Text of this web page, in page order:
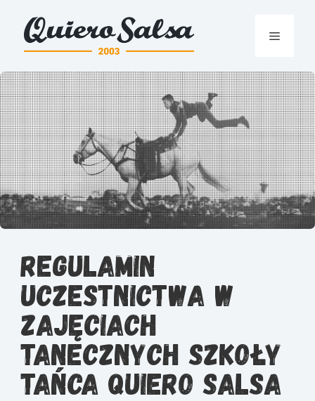
treści
Menu
Regulamin
uczestnictwa w
zajęciach
tanecznych Szkoły
Tańca Quiero Salsa